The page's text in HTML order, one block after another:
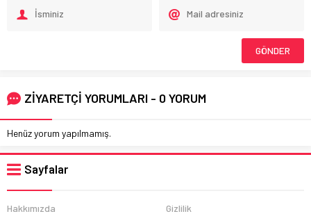
ZİYARETÇİ YORUMLARI - 0 YORUM
Henüz yorum yapılmamış.
Sayfalar
Hakkımızda Gizlilik